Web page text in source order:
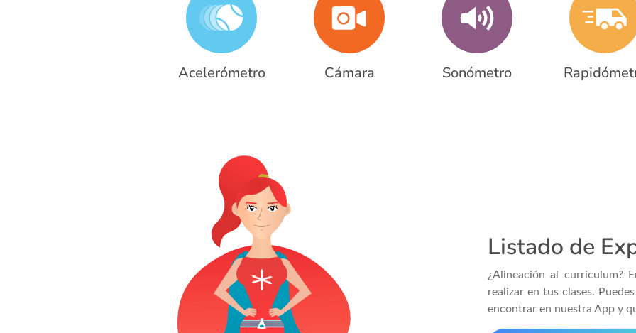
Acelerómetro Cámara Sonómetro
Listado de
¿Alineación al curriculum?
realizar en tus clases.
encontrar en nuestra App y